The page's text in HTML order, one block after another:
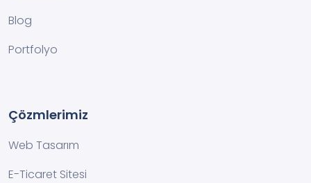
Blog
Portfolyo
Çözmlerimiz
Web Tasarım
E-Ticaret Sitesi